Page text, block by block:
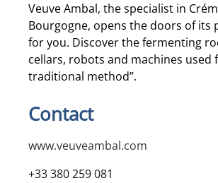
Veuve Ambal, the specialist in
Bourgogne, opens the doors of its
for you. Discover the fermenting
cellars, robots and machines used
traditional method”.
Contact
www.veuveambal.com
+33 380 259 081